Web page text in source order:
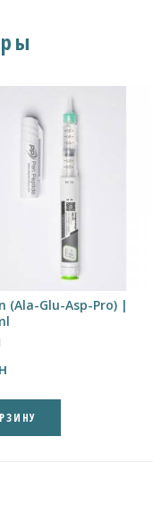
(Ala-Glu-Asp-Pro) |